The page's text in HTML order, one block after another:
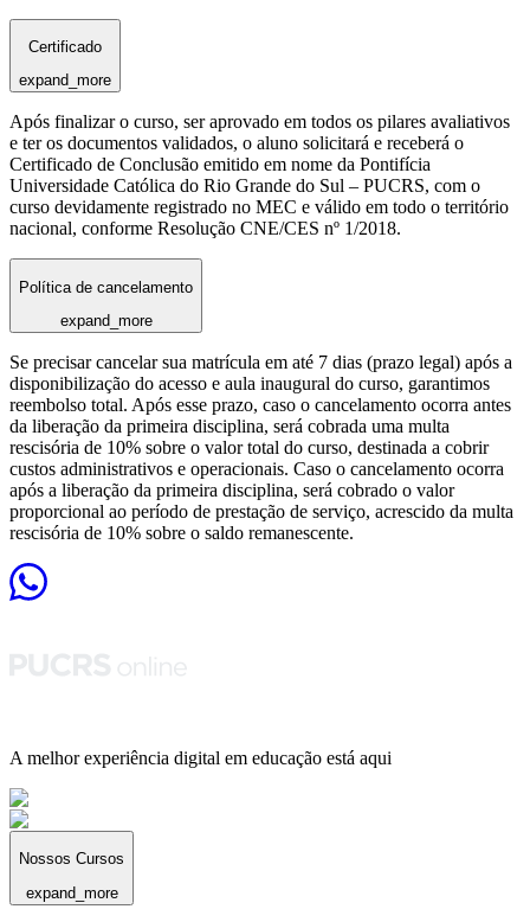
Certificado
expand_more
Após finalizar o curso, ser aprovado em todos os pilares avaliativos
e ter os documentos validados, o aluno solicitará e receberá o
Certificado de Conclusão emitido em nome da Pontifícia
Universidade Católica do Rio Grande do Sul – PUCRS, com o
curso devidamente registrado no MEC e válido em todo o território
nacional, conforme Resolução CNE/CES nº 1/2018.
Política de cancelamento
expand_more
Se precisar cancelar sua matrícula em até 7 dias (prazo legal) após a
disponibilização do acesso e aula inaugural do curso, garantimos
reembolso total. Após esse prazo, caso o cancelamento ocorra antes
da liberação da primeira disciplina, será cobrada uma multa
rescisória de 10% sobre o valor total do curso, destinada a cobrir
custos administrativos e operacionais. Caso o cancelamento ocorra
após a liberação da primeira disciplina, será cobrado o valor
proporcional ao período de prestação de serviço, acrescido da multa
rescisória de 10% sobre o saldo remanescente.
A melhor experiência digital em educação está aqui
Nossos Cursos
expand_more